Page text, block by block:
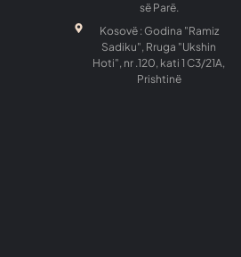
së Parë.
Kosovë : Godina "Ramiz
Sadiku", Rruga "Ukshin
Hoti", nr .120, kati 1 C3/21A,
Prishtinë